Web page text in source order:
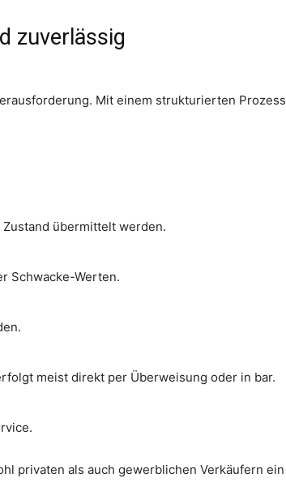
zuverlässig
Mit einem strukturierten Prozess
übermittelt werden.
Schwacke-Werten.
meist direkt per Überweisung oder in bar.
privaten als auch gewerblichen Verkäufern ein